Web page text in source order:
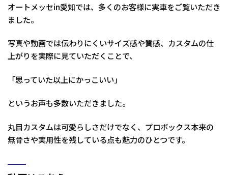
オートメッセin愛知では、多くのお客様に実車をご覧いただき
ました。
写真や動画では伝わりにくいサイズ感や質感、カスタムの仕
上がりを実際に見ていただくことで、
「思っていた以上にかっこいい」
というお声も多数いただきました。
丸目カスタムは可愛らしさだけでなく、プロボックス本来の
無骨さや実用性を残している点も魅力のひとつです。